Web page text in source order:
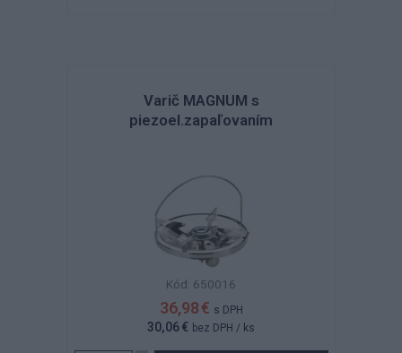
Varič MAGNUM s
piezoel.zapaľovaním
Kód: 650016
36,98 € s DPH
30,06 € bez DPH / ks